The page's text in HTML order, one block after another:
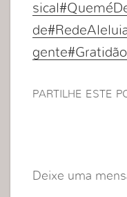
sical
de
gente#Gratidão
PARTILHE ESTE
Deixe uma